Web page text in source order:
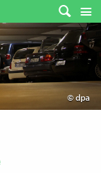
© dpa